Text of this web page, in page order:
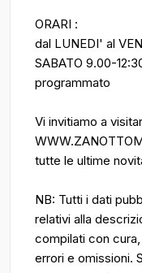
ORARI :
dal LUNEDI' al
SABATO 9.00-
programmato
Vi invitiamo a
tutte le ultime
NB: Tutti i dati
relativi alla
compilati con
errori e omissioni.